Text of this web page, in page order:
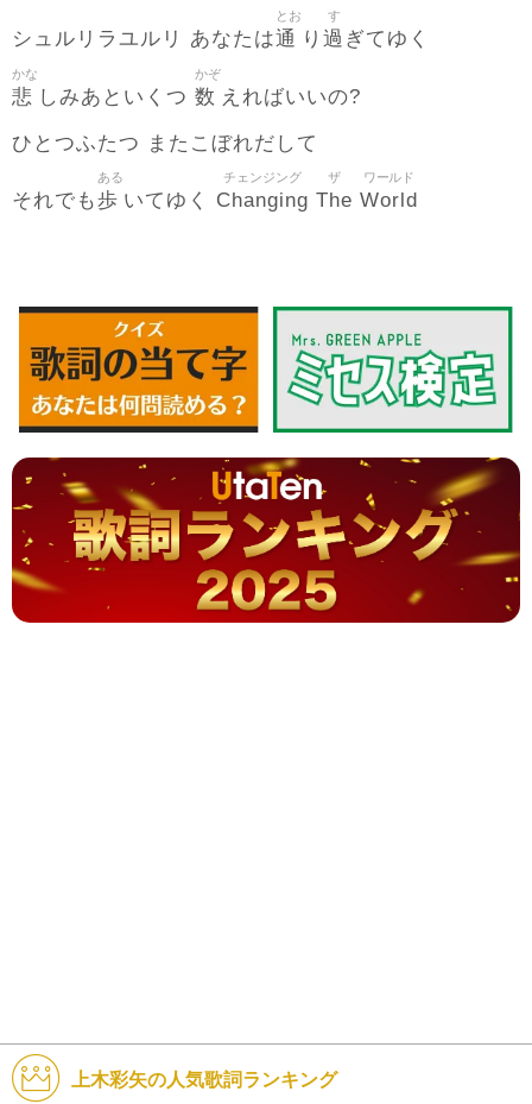
シュルリラユルリ あなたは通
とお
り 過
す
ぎてゆく
悲
かな
しみあといくつ 数
かぞ
えればいいの?
ひとつふたつ またこぼれだして
それでも歩
ある
いてゆく Changing
チェンジング
The
ザ
World
ワールド
上木彩矢の人気歌詞ランキング